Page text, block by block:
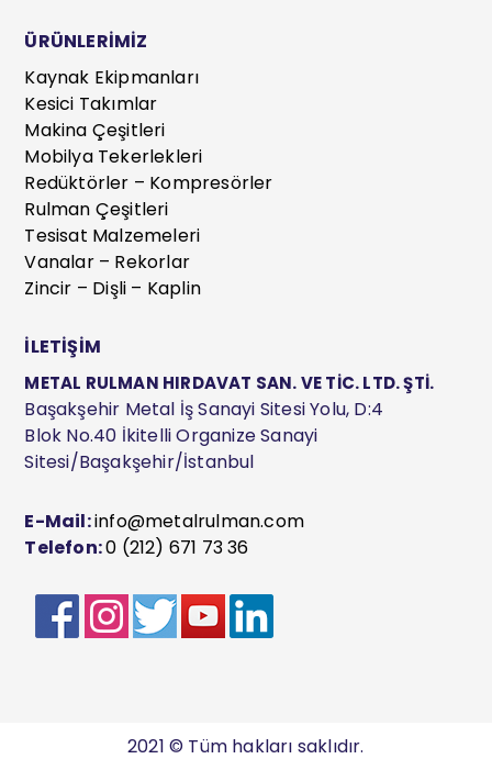
ÜRÜNLERİMİZ
Kaynak Ekipmanları
Kesici Takımlar
Makina Çeşitleri
Mobilya Tekerlekleri
Redüktörler – Kompresörler
Rulman Çeşitleri
Tesisat Malzemeleri
Vanalar – Rekorlar
Zincir – Dişli – Kaplin
İLETİŞİM
METAL RULMAN HIRDAVAT SAN. VE TİC. LTD. ŞTİ.
Başakşehir Metal İş Sanayi Sitesi Yolu, D:4
Blok No.40 İkitelli Organize Sanayi
Sitesi/Başakşehir/İstanbul
E-Mail:info@metalrulman.com
Telefon:0 (212) 671 73 36
2021 © Tüm hakları saklıdır.